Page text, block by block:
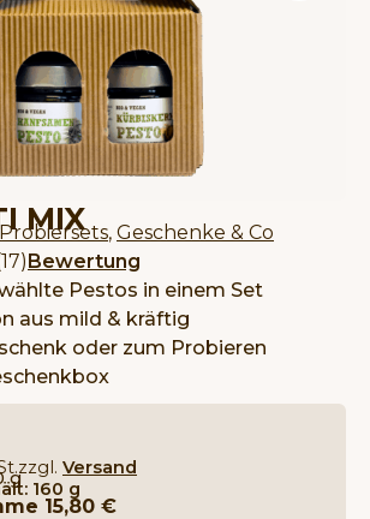
MIX
Probiersets, Geschenke & Co
Bewertung
Pestos in einem Set
aus mild & kräftig
oder zum Probieren
zzgl. Versand
g 160 g
15,80 €